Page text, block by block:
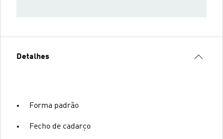
Detalhes
Forma padrão
Fecho de cadarço